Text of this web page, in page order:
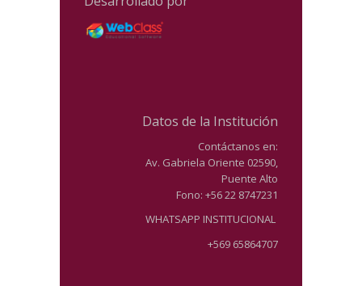
Datos de la Institución
Contáctanos en:
Av. Gabriela Oriente 02590,
Puente Alto
Fono: +56 22 8747231
WHATSAPP INSTITUCIONAL
+569 65864707